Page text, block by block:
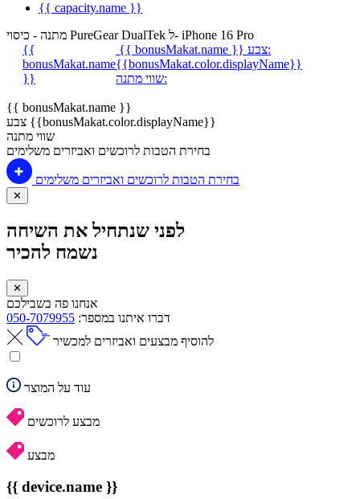
{{ capacity.name }}
מתנה - כיסוי PureGear DualTek ל- iPhone 16 Pro
{{
bonusMakat.name
}}
{{ bonusMakat.name }}
צבע:
{{bonusMakat.color.displayName}}
שווי מתנה:
{{ bonusMakat.name }}
צבע {{bonusMakat.color.displayName}}
שווי מתנה
בחירת הטבות לרוכשים ואביזרים משלימים
בחירת הטבות לרוכשים ואביזרים משלימים
✕
לפני שנתחיל את השיחה
נשמח להכיר
✕
אנחנו פה בשבילכם
דברו איתנו במספר: 050-7079955
להוסיף מבצעים ואביזרים למכשיר
עוד על המוצר
מבצע לרוכשים
מבצע
{{ device.name }}